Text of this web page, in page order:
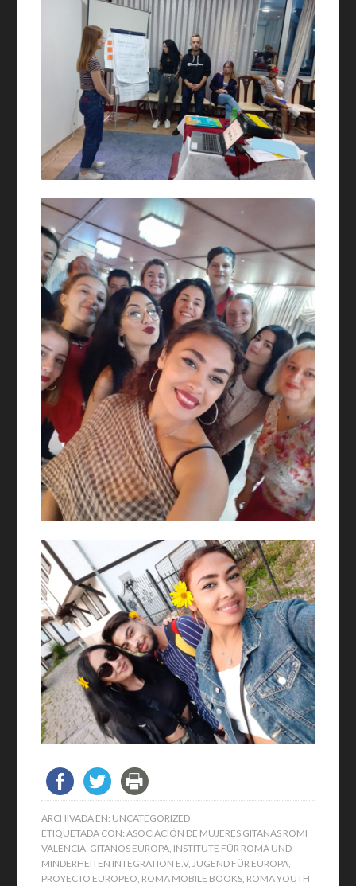
ARCHIVADA EN: UNCATEGORIZED
ETIQUETADA CON:ASOCIACIÓN DE MUJERES GITANAS ROMI
VALENCIA GITANOS EUROPA INSTITUTE FÜR ROMA UND
MINDERHEITEN INTEGRATION E.V, JUGEND FÜR EUROPA
PROYECTO EUROPEO ROMA MOBILE BOOKS ROMA YOUTH